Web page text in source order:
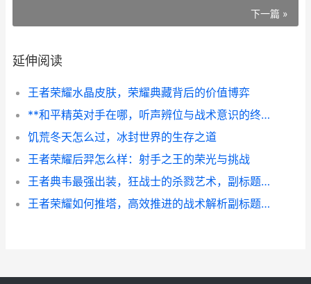
下一篇 »
延伸阅读
王者荣耀水晶皮肤，荣耀典藏背后的价值博弈
**和平精英对手在哪，听声辨位与战术意识的终极博弈**
饥荒冬天怎么过，冰封世界的生存之道
王者荣耀后羿怎么样：射手之王的荣光与挑战
王者典韦最强出装，狂战士的杀戮艺术，副标题，撕裂战场的终极暴力美学
王者荣耀如何推塔，高效推进的战术解析副标题，掌握节奏方能决胜峡谷